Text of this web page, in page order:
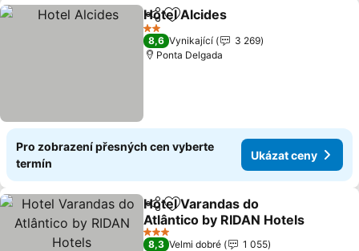
SdíletPřidat na seznam oblíbených
Hotel Alcides
2 Počet hvězdiček
8,6 Vynikající
3 269
Ponta Delgada
Pro zobrazení přesných cen vyberte
termín
Ukázat ceny
SdíletPřidat na seznam oblíbených
Hotel Varandas do
Atlântico by RIDAN Hotels
3 Počet hvězdiček
8,3 Velmi dobré
1 055